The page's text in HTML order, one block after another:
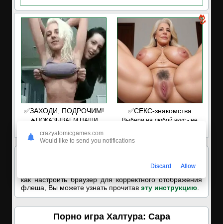
✅ЗАХОДИ, ПОДРОЧИМ!
🔥ПОКАЗЫВАЕМ НАШИ
✅СЕКС-знакомства
Выбери на любой вкус - не
Флеш плеерна Ваш
как настроить браузер для корректного отображения
флеша, Вы можете узнать прочитав эту инструкцию
Порно игра Халтура: Сара
crazyatomicgames.com
Would like to send you notifications
Discard Allow